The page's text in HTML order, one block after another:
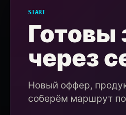
START
Готовы
через
Новый оффер,
соберём маршрут